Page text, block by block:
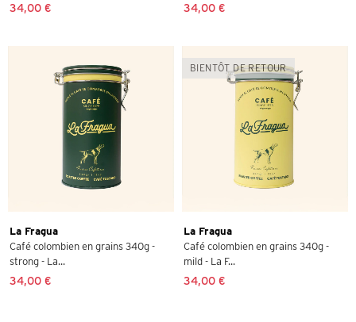
34,00 € 34,00 €
La Fragua
Café colombien en grains 340g -
strong - La...
34,00 €
BIENTÔT DE RETOUR
La Fragua
Café colombien en grains 340g -
mild - La F...
34,00 €